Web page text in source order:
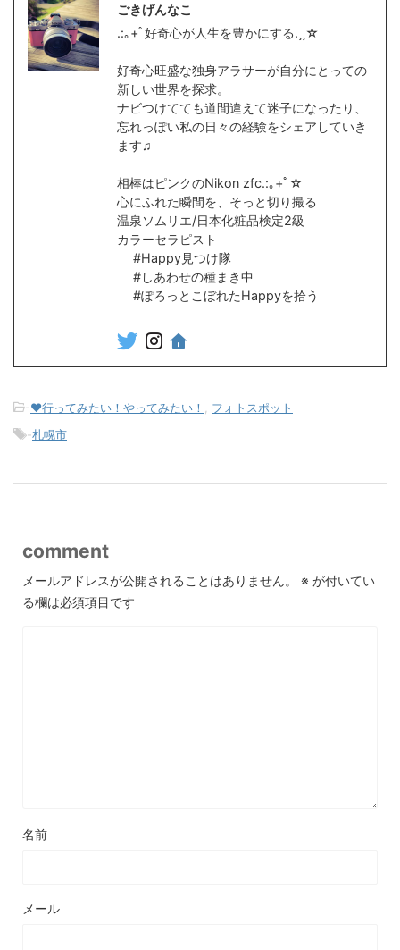
ごきげんなこ
.:｡+ﾟ好奇心が人生を豊かにする.¸¸☆
好奇心旺盛な独身アラサーが自分にとっての
新しい世界を探求。
ナビつけてても道間違えて迷子になったり、
忘れっぽい私の日々の経験をシェアしていき
ます♫
相棒はピンクのNikon zfc.:｡+ﾟ☆
心にふれた瞬間を、そっと切り撮る
温泉ソムリエ/日本化粧品検定2級
カラーセラピスト
#Happy見つけ隊
#しあわせの種まき中
#ぽろっとこぼれたHappyを拾う
-♥行ってみたい！やってみたい！
フォトスポット
-札幌市
comment
メールアドレスが公開されることはありません。 ※ が付いてい
る欄は必須項目です
名前
メール